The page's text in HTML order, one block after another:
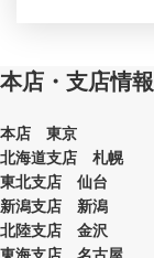
本店・支店情報
本店 東京
北海道支店 札幌
東北支店 仙台
新潟支店 新潟
北陸支店 金沢